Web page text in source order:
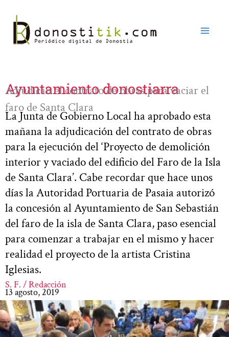
contenido
Ayuntamiento donostiarra
Adjudican el contrato de obras para vaciar el
faro de Santa Clara
La Junta de Gobierno Local ha aprobado esta
mañana la adjudicación del contrato de obras
para la ejecución del ‘Proyecto de demolición
interior y vaciado del edificio del Faro de la Isla
de Santa Clara’. Cabe recordar que hace unos
días la Autoridad Portuaria de Pasaia autorizó
la concesión al Ayuntamiento de San Sebastián
del faro de la isla de Santa Clara, paso esencial
para comenzar a trabajar en el mismo y hacer
realidad el proyecto de la artista Cristina
Iglesias.
S. F. / Redacción
13 agosto, 2019